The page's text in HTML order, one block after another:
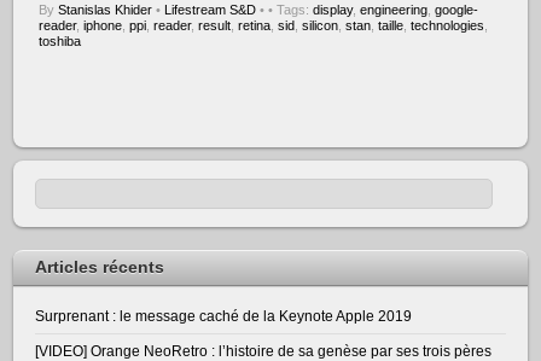
ByStanislas Khider • Lifestream S&D • • Tags:display,engineering ,google-
reader,iphone ,ppi ,reader,result ,retina ,sid ,silicon ,stan ,taille ,technologies
toshiba
Articles récents
Surprenant : le message caché de la Keynote Apple 2019
[VIDEO] Orange NeoRetro : l’histoire de sa genèse par ses trois pères